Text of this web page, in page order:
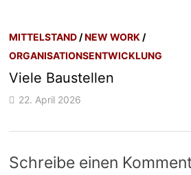
MITTELSTAND /NEW WORK /
ORGANISATIONSENTWICKLUNG
Viele Baustellen
22. April 2026
Schreibe einen